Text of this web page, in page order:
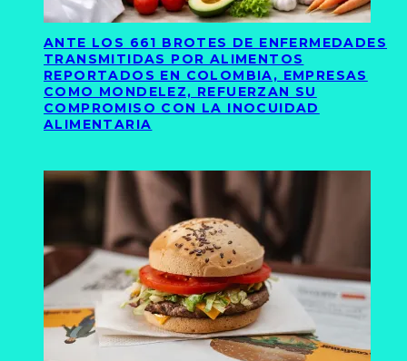
ANTE LOS 661 BROTES DE ENFERMEDADES
TRANSMITIDAS POR ALIMENTOS
REPORTADOS EN COLOMBIA, EMPRESAS
COMO MONDELEZ, REFUERZAN SU
COMPROMISO CON LA INOCUIDAD
ALIMENTARIA